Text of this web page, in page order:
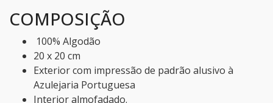
COMPOSIÇÃO
100% Algodão
20 x 20 cm
Exterior com impressão de padrão alusivo à
Azulejaria Portuguesa
Interior almofadado.